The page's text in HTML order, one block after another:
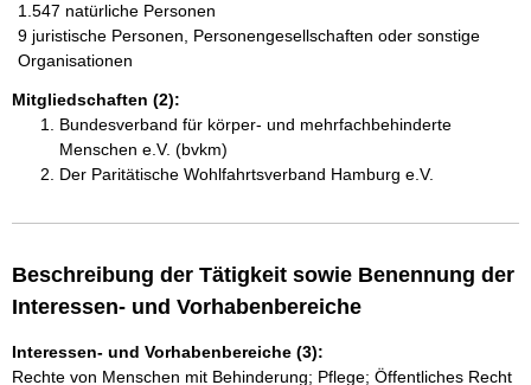
1.547 natürliche Personen
9 juristische Personen, Personengesellschaften oder sonstige
Organisationen
Mitgliedschaften (2):
Bundesverband für körper- und mehrfachbehinderte
Menschen e.V. (bvkm)
Der Paritätische Wohlfahrtsverband Hamburg e.V.
Beschreibung der Tätigkeit sowie Benennung der
Interessen- und Vorhabenbereiche
Interessen- und Vorhabenbereiche (3):
Rechte von Menschen mit Behinderung; Pflege; Öffentliches Recht